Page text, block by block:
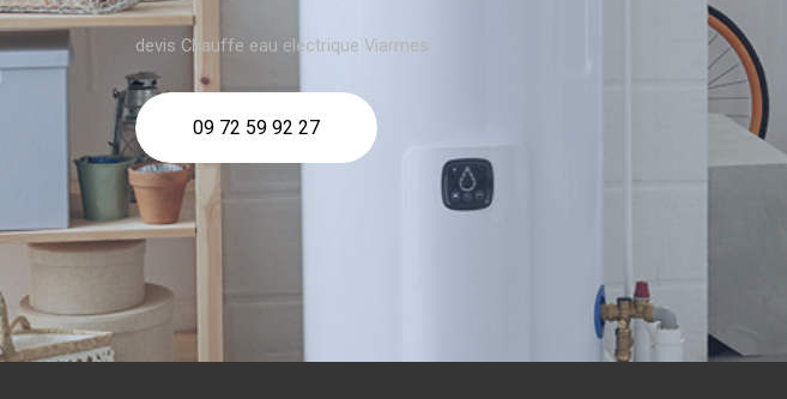
devis Chauffe eau electrique Viarmes
09 72 59 92 27